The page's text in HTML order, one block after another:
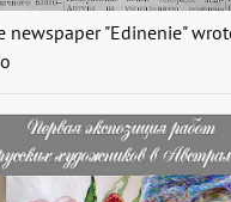
newspaper "Edinenie"